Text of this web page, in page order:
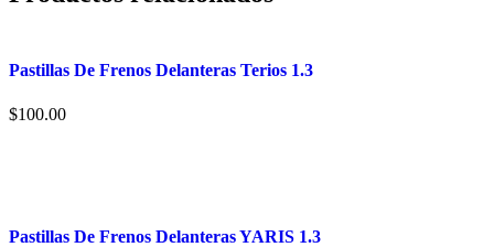
Pastillas De Frenos Delanteras Terios 1.3
$100.00
Pastillas De Frenos Delanteras YARIS 1.3